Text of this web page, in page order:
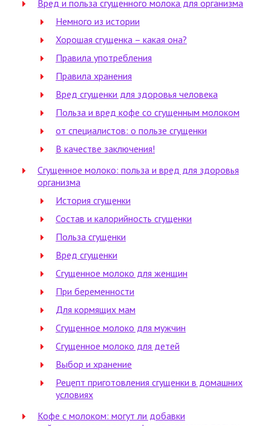
Вред и польза сгущенного молока для организма
Немного из истории
Хорошая сгущенка – какая она?
Правила употребления
Правила хранения
Вред сгущенки для здоровья человека
Польза и вред кофе со сгущенным молоком
от специалистов: о пользе сгущенки
В качестве заключения!
Сгущенное молоко: польза и вред для здоровья
организма
История сгущенки
Состав и калорийность сгущенки
Польза сгущенки
Вред сгущенки
Сгущенное молоко для женщин
При беременности
Для кормящих мам
Сгущенное молоко для мужчин
Сгущенное молоко для детей
Выбор и хранение
Рецепт приготовления сгущенки в домашних
условиях
Кофе с молоком: могут ли добавки